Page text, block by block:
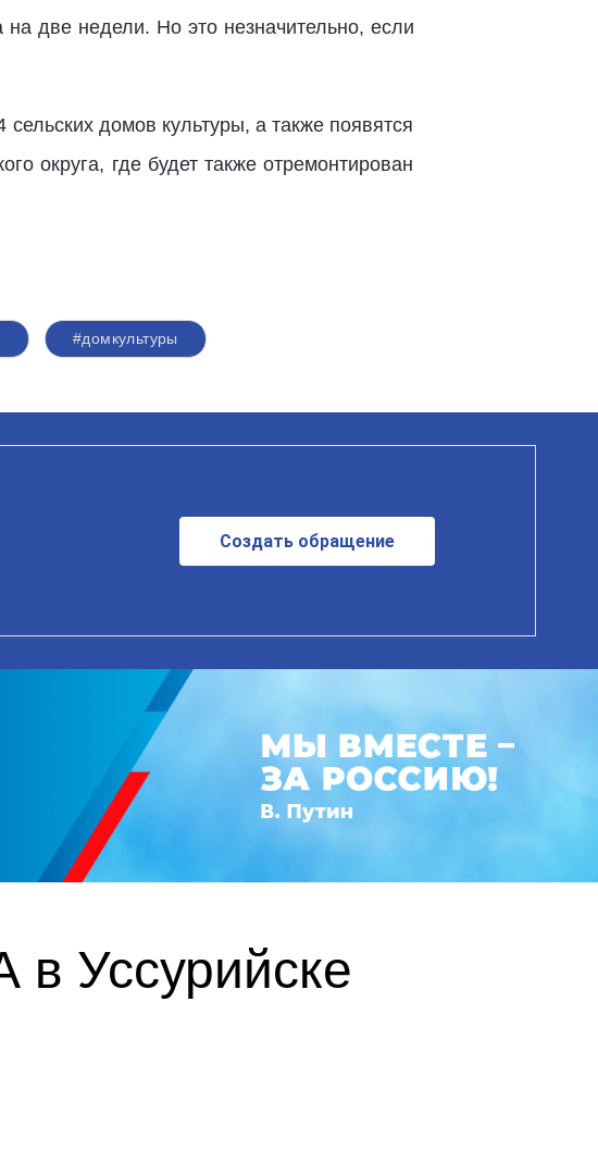
две недели. Но это незначительно, если
домов культуры, а также появятся
округа, где будет также отремонтирован
#домкультуры
Создать обращение
в Уссурийске